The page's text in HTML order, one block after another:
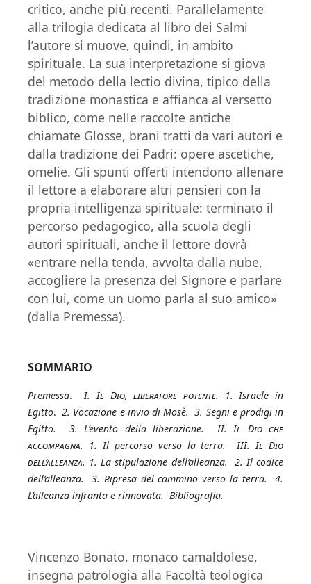
critico, anche più recenti. Parallelamente
alla trilogia dedicata al libro dei Salmi
l’autore si muove, quindi, in ambito
spirituale. La sua interpretazione si giova
del metodo della lectio divina, tipico della
tradizione monastica e affianca al versetto
biblico, come nelle raccolte antiche
chiamate Glosse, brani tratti da vari autori e
dalla tradizione dei Padri: opere ascetiche,
omelie. Gli spunti offerti intendono allenare
il lettore a elaborare altri pensieri con la
propria intelligenza spirituale: terminato il
percorso pedagogico, alla scuola degli
autori spirituali, anche il lettore dovrà
«entrare nella tenda, avvolta dalla nube,
accogliere la presenza del Signore e parlare
con lui, come un uomo parla al suo amico»
(dalla Premessa).
SOMMARIO
Premessa. I. Il Dio, liberatore potente.
1. Israele in
Egitto. 2. Vocazione e invio di Mosè. 3. Segni e prodigi in
Egitto. 3. L’evento della liberazione.
II. Il Dio che
accompagna. 1. Il percorso verso la terra.III. Il Dio
dell’alleanza. 1. La stipulazione dell’alleanza. 2. Il codice
dell’alleanza. 3. Ripresa del cammino verso la terra. 4.
L’alleanza infranta e rinnovata. Bibliografia.
Vincenzo Bonato, monaco camaldolese,
insegna patrologia alla Facoltà teologica